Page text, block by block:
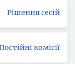
Рішення сесій
комісії